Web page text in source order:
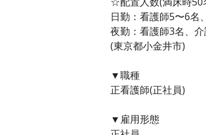
日勤：看護師5〜6名
夜勤：看護師3名、
(東京都小金井市)
▼職種
正看護師(正社員)
▼雇用形態